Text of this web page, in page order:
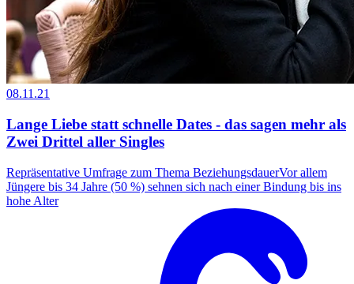
08.11.21
Lange Liebe statt schnelle Dates - das sagen mehr als
Zwei Drittel aller Singles
Repräsentative Umfrage zum Thema BeziehungsdauerVor allem
Jüngere bis 34 Jahre (50 %) sehnen sich nach einer Bindung bis ins
hohe Alter